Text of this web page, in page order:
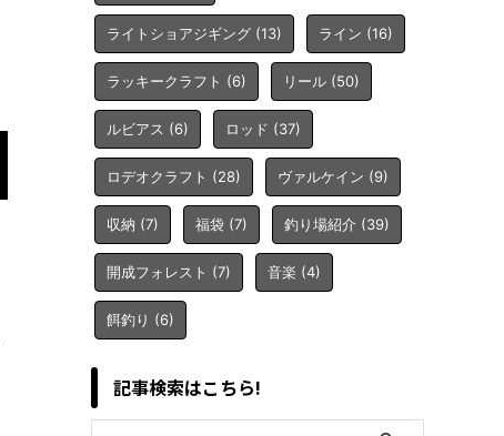
ライトショアジギング (13) ライン (16)
ラッキークラフト (6) リール (50)
ルビアス (6) ロッド (37)
ロデオクラフト (28) ヴァルケイン (9)
収納 (7) 福袋 (7) 釣り場紹介 (39)
開成フォレスト (7) 音楽 (4)
餌釣り (6)
記事検索はこちら!